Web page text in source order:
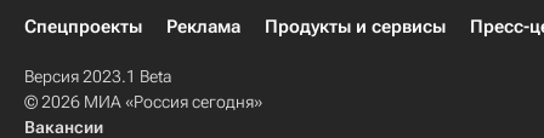
Спецпроекты
Реклама Продукты и сервисы Пресс-
Версия 2023.1 Beta
© 2026 МИА «Россия сегодня»
Вакансии